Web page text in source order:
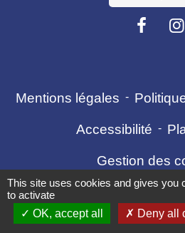
Mentions légales -
Accessibilité -
Gestion des
Site créé en partenariat avec
This site uses cookies and gives you
to activate
OK, accept all
Deny all